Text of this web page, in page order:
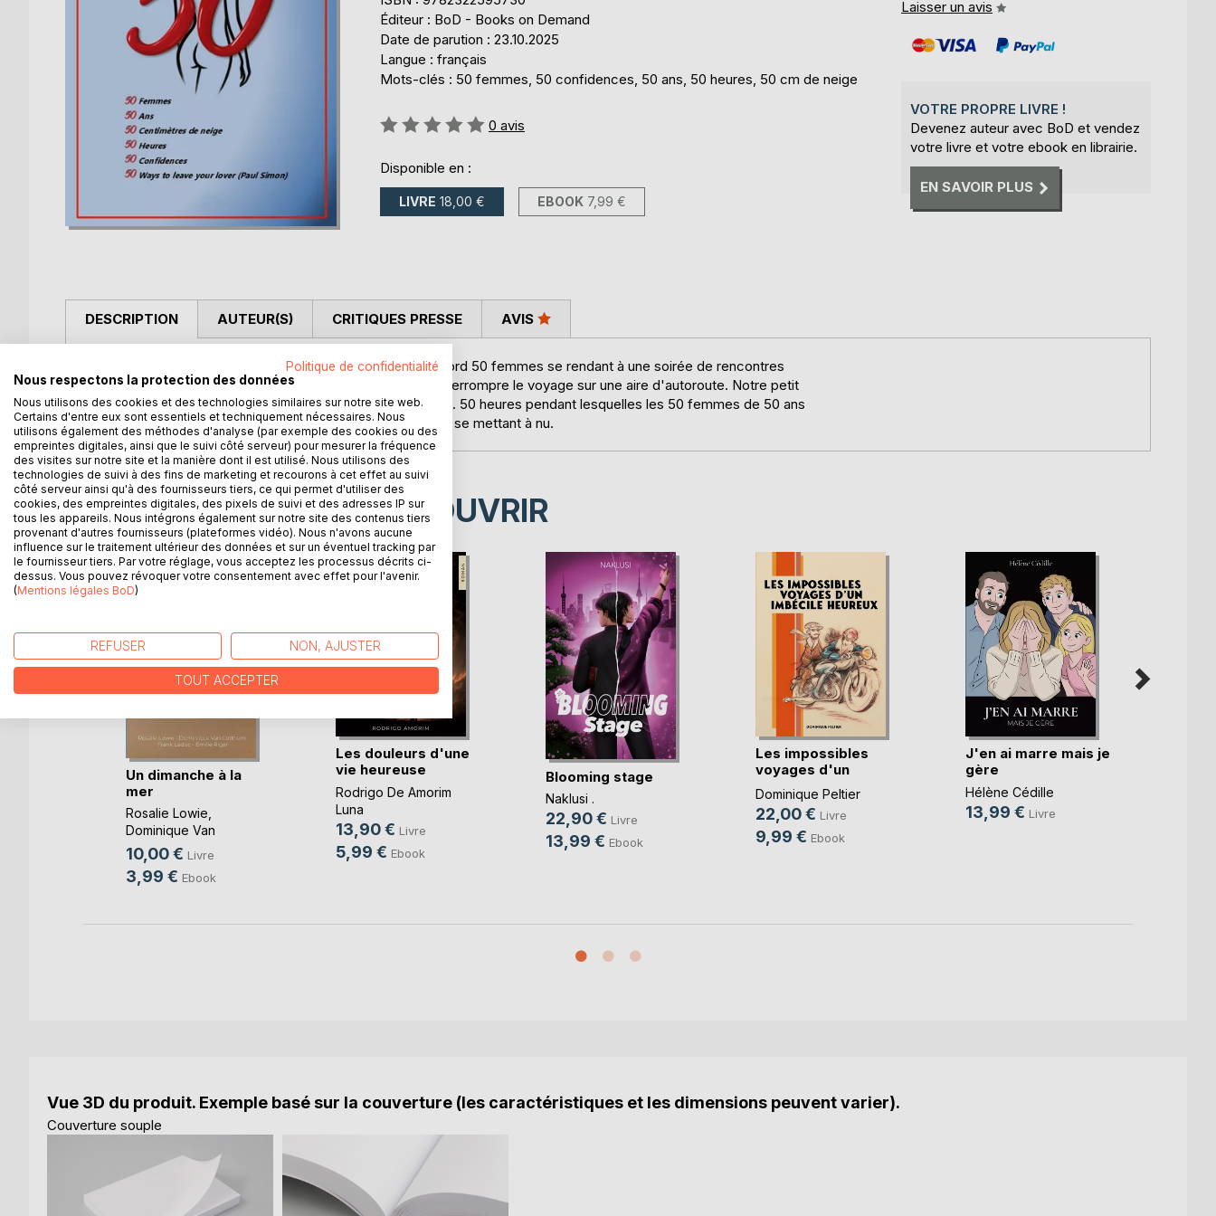
Éditeur : BoD - Books on Demand
Date de parution : 23.10.2025
Langue : français
Mots-clés : 50 femmes, 50 confidences, 50 ans, 50 heures, 50 cm de neige
Évaluation:
0 avis
Disponible en :
LIVRE 18,00 € EBOOK 7,99 €
Laisser un avis
VOTRE PROPRE LIVRE !
Devenez auteur avec BoD et vendez
votre livre et votre ebook en librairie.
EN SAVOIR PLUS
DESCRIPTION
Lorsque Eric a pris la route au volant de son car, avec à bord 50 femmes se rendant à une soirée de rencontres
entre célibataires, il ne se doutait pas que la neige allait interrompre le voyage sur une aire d'autoroute. Notre petit
monde se retrouve bloqué dans un hôtel durant 50 heures. 50 heures pendant lesquelles les 50 femmes de 50 ans
environ vivant seules, vont se confier les unes aux autres, se mettant à nu.
AUTEUR(S) CRITIQUES PRESSE AVIS
D’AUTRES TITRES À DÉCOUVRIR
Un dimanche à la
mer
Rosalie Lowie
Dominique Van
Cotthem, ...
10,00 € Livre
3,99 € Ebook
Les douleurs d'une
vie heureuse
Rodrigo De Amorim
Luna
13,90 € Livre
5,99 € Ebook
Blooming stage
Naklusi .
22,90 € Livre
13,99 € Ebook
Les impossibles
voyages d'un
imbéc(...)
Dominique Peltier
22,00 € Livre
9,99 € Ebook
J'en ai marre mais je
gère
Hélène Cédille
13,99 € Livre
Vue 3D du produit. Exemple basé sur la couverture (les caractéristiques et les dimensions peuvent varier).
Couverture souple
Politique de confidentialité
Nous respectons la protection des données
Nous utilisons des cookies et des technologies similaires sur notre site web.
Certains d'entre eux sont essentiels et techniquement nécessaires. Nous
utilisons également des méthodes d'analyse (par exemple des cookies ou des
empreintes digitales, ainsi que le suivi côté serveur) pour mesurer la fréquence
des visites sur notre site et la manière dont il est utilisé. Nous utilisons des
technologies de suivi à des fins de marketing et recourons à cet effet au suivi
côté serveur ainsi qu'à des fournisseurs tiers, ce qui permet d'utiliser des
cookies, des empreintes digitales, des pixels de suivi et des adresses IP sur
tous les appareils. Nous intégrons également sur notre site des contenus tiers
provenant d'autres fournisseurs (plateformes vidéo). Nous n'avons aucune
influence sur le traitement ultérieur des données et sur un éventuel tracking par
le fournisseur tiers. Par votre réglage, vous acceptez les processus décrits ci-
dessus. Vous pouvez révoquer votre consentement avec effet pour l'avenir.
(Mentions légales BoD)
REFUSER NON, AJUSTER
TOUT ACCEPTER